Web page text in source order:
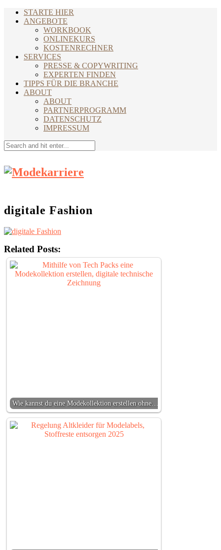
STARTE HIER
ANGEBOTE
WORKBOOK
ONLINEKURS
KOSTENRECHNER
SERVICES
PRESSE & COPYWRITING
EXPERTEN FINDEN
TIPPS FÜR DIE BRANCHE
ABOUT
ABOUT
PARTNERPROGRAMM
DATENSCHUTZ
IMPRESSUM
digitale Fashion
Related Posts:
Wie kannst du eine Modekollektion erstellen ohne…